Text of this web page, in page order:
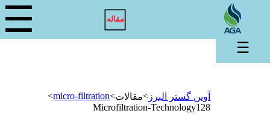
مقاله ☰
آوین گستر البرز >مقالات>
micro-filtration
>
Microfiltration-Technology128
☰